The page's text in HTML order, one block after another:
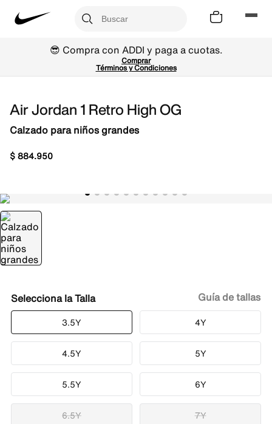
😎 Compra con ADDI y paga a cuotas.
Comprar
Términos y Condiciones
Air Jordan 1 Retro High OG
Calzado para niños grandes
$884.950
Talla
3.5Y 4Y
4.5Y 5Y
5.5Y 6Y
6.5Y 7Y
Guía de tallas